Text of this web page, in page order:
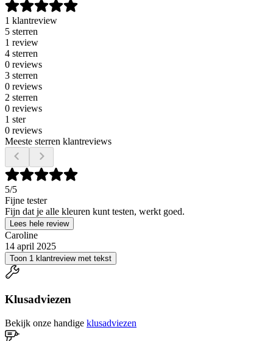
1 klantreview
5 sterren
1 review
4 sterren
0 reviews
3 sterren
0 reviews
2 sterren
0 reviews
1 ster
0 reviews
Meeste sterren klantreviews
5/5
Fijne tester
Fijn dat je alle kleuren kunt testen, werkt goed.
Lees hele review
Caroline
14 april 2025
Toon 1 klantreview met tekst
Klusadviezen
Bekijk onze handige klusadviezen